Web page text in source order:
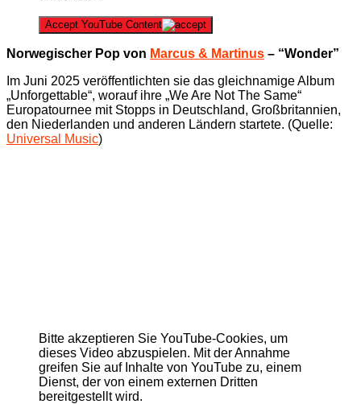
Accept YouTube Content
Norwegischer Pop von Marcus & Martinus – “Wonder”
Im Juni 2025 veröffentlichten sie das gleichnamige Album
„Unforgettable“, worauf ihre „We Are Not The Same“
Europatournee mit Stopps in Deutschland, Großbritannien,
den Niederlanden und anderen Ländern startete. (Quelle:
Universal Music)
Bitte akzeptieren Sie YouTube-Cookies, um
dieses Video abzuspielen. Mit der Annahme
greifen Sie auf Inhalte von YouTube zu, einem
Dienst, der von einem externen Dritten
bereitgestellt wird.